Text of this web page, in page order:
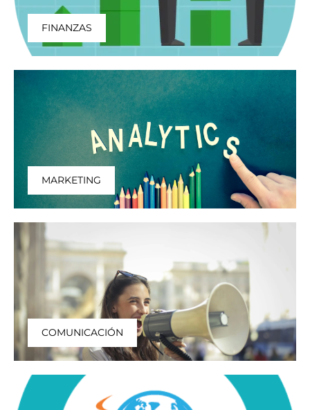
FINANZAS
MARKETING
COMUNICACIÓN